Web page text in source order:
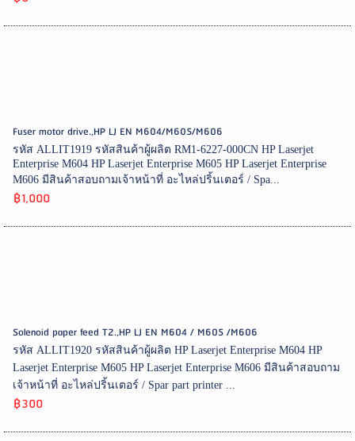
Fuser motor drive.,HP LJ EN M604/M605/M606
รหัส ALLIT1919 รหัสสินค้าผู้ผลิต RM1-6227-000CN HP Laserjet
Enterprise M604 HP Laserjet Enterprise M605 HP Laserjet Enterprise
M606 มีสินค้าสอบถามเจ้าหน้าที่ อะไหล่ปริ้นเตอร์ / Spa...
฿1,000
Solenoid paper feed T2.,HP LJ EN M604 / M605 /M606
รหัส ALLIT1920 รหัสสินค้าผู้ผลิต HP Laserjet Enterprise M604 HP
Laserjet Enterprise M605 HP Laserjet Enterprise M606 มีสินค้าสอบถาม
เจ้าหน้าที่ อะไหล่ปริ้นเตอร์ / Spar part printer ...
฿300